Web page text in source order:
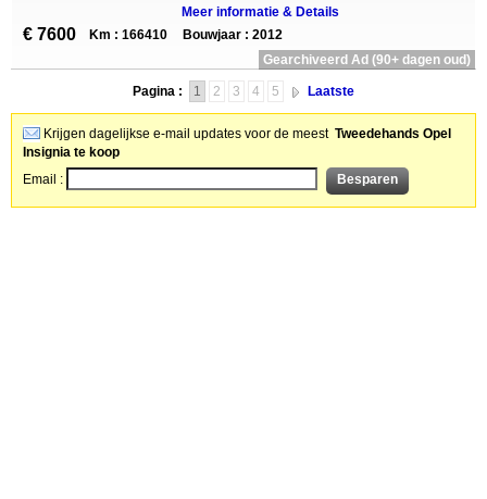
Meer informatie & Details
€ 7600 Km : 166410
Bouwjaar : 2012
Gearchiveerd Ad (90+ dagen oud)
Pagina : 1 2 3 4 5 Laatste
Krijgen dagelijkse e-mail updates voor de meest Tweedehands Opel
Insignia te koop
Email :